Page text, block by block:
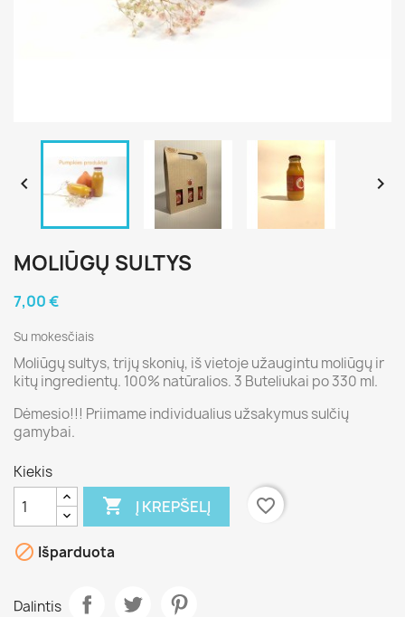
 
MOLIŪGŲ SULTYS
7,00 €
Su mokesčiais
Moliūgų sultys, trijų skonių, iš vietoje užaugintu moliūgų ir
kitų ingredientų. 100% natūralios. 3 Buteliukai po 330 ml.
Dėmesio!!! Priimame individualius užsakymus sulčių
gamybai.
Kiekis
 Į KREPŠELĮ favorite_border
 Išparduota
Dalintis